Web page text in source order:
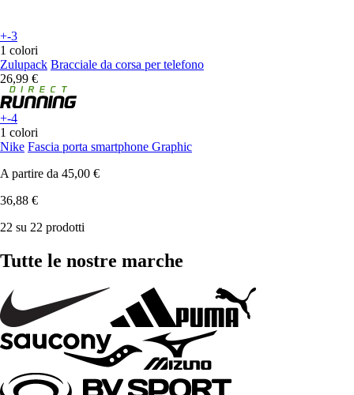
+-3
1 colori
Zulupack Bracciale da corsa per telefono
26,99 €
+-4
1 colori
Nike Fascia porta smartphone Graphic
A partire da 45,00 €
36,88 €
22 su 22 prodotti
Tutte le nostre marche